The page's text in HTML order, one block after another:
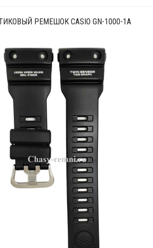
РЕМЕШОК CASIO GN-1000-1A